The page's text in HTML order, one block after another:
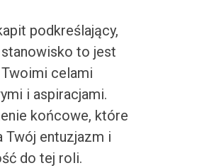
podkreślający,
to jest
celami
i aspiracjami.
końcowe, które
Twój entuzjazm i
do tej roli.